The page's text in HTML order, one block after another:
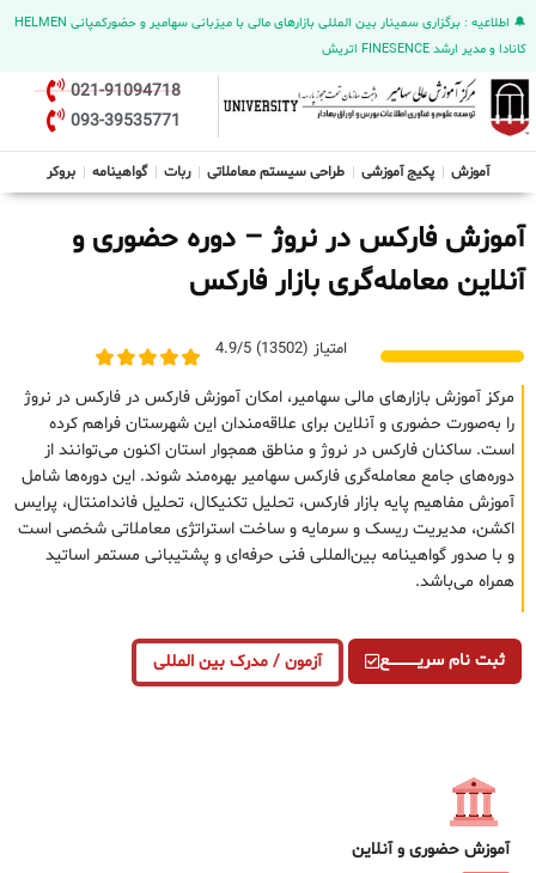
🔔 اطلاعیه : برگزاری سمینار بین المللی بازارهای مالی با میزبانی سهامیر و حضورکمپانی HELMEN
کانادا و مدیر ارشد FINESENCE اتریش
021-91094718
093-39535771
آموزش پکیج آموزشی طراحی سیستم معاملاتی ربات گواهینامه بروکر
آموزش فارکس در نروژ – دوره حضوری و
آنلاین معامله‌گری بازار فارکس
امتیاز (13502) 4.9/5
مرکز آموزش بازارهای مالی سهامیر، امکان آموزش فارکس در فارکس در نروژ
را به‌صورت حضوری و آنلاین برای علاقه‌مندان این شهرستان فراهم کرده
است. ساکنان فارکس در نروژ و مناطق همجوار استان اکنون می‌توانند از
دوره‌های جامع معامله‌گری فارکس سهامیر بهره‌مند شوند. این دوره‌ها شامل
آموزش مفاهیم پایه بازار فارکس، تحلیل تکنیکال، تحلیل فاندامنتال، پرایس
اکشن، مدیریت ریسک و سرمایه و ساخت استراتژی معاملاتی شخصی است
و با صدور گواهینامه بین‌المللی فنی حرفه‌ای و پشتیبانی مستمر اساتید
همراه می‌باشد.
ثبت نام سریــــــــــــع آزمون / مدرک بین المللی
آموزش حضوری و آنلاین